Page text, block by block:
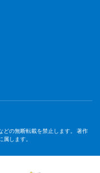
どの無断転載を禁止します。 著作
します。